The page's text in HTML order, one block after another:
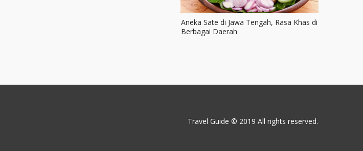
Aneka Sate di Jawa Tengah, Rasa Khas di
Berbagai Daerah
Travel Guide © 2019 All rights reserved.